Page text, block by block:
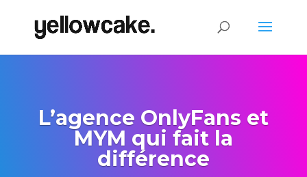
L’agence OnlyFans et
MYM qui fait la
différence